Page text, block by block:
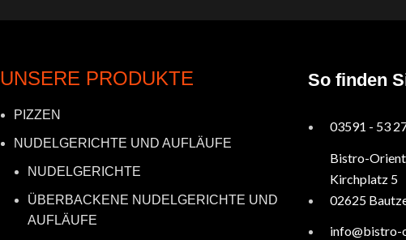
UNSERE PRODUKTE
PIZZEN
NUDELGERICHTE UND AUFLÄUFE
NUDELGERICHTE
ÜBERBACKENE NUDELGERICHTE UND
AUFLÄUFE
So finden
03591 - 53
Bistro-Orient
Kirchplatz 5
02625
info@bistro-